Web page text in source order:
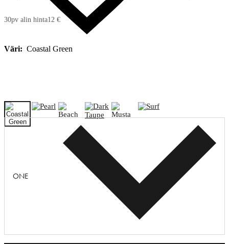
30pv alin hinta12 €
Väri: Coastal Green
ONE